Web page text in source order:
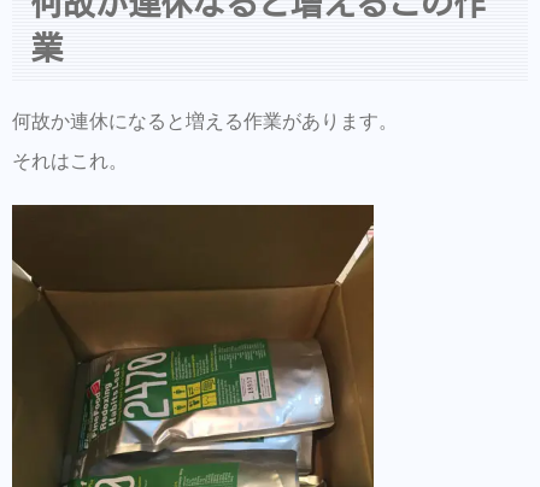
業
何故か連休になると増える作業があります。
それはこれ。